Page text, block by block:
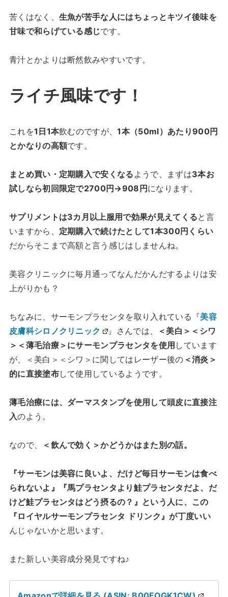
苦くはなく、 生魚が苦手な人にはちょっとキツイ後味を
甘味で和らげている感じです。
青汁とかよりは断然飲みやすいです。
ライチ風味です！
これを1日1本飲むのですが、1本（50ml）あたり900円
とかなりの高額です。
まとめ買い・定期購入で安くなる ようで、まずは3本お
試しなら初回限定で2700円→908円 になります。
サプリメントは3カ月以上服用で効果が見えてくると言
いますから、 定期購入で続けたとして1本300円くらい
だからそこまで高額と言う感じはしませんね。
美容クリニックに毎月通ってなんだかんだするよりは安
上がりかも？
ちなみに、サーモンプラセンタを取り入れている『美容
皮膚科シロノクリニック
』さんでは、
＜美白＞＜シワ
＞＜薄毛治療＞にサーモンプラセンタを使用 しています
が、＜美白＞＜シワ＞に関してはレーザー後の ＜消炎＞
的に直接塗布して使用しているようです。
薄毛治療には、ダーマスタンプを使用して頭皮に直接注
入のよう。
なので、 ＜飲んで効く＞かどうかはまた別の話。
『サーモンは美容に良いよ、だけど毎日サーモンは食べ
られないよ』『馬プラセンタより鮭プラセンタだよ、だ
けど鮭プラセンタはどう摂るの？』という人に、この
『ロイヤルサーモンプラセンタ ドリンク』が丁度いい
んじゃないかと思います。
また新しい美容成分発見ですね♪